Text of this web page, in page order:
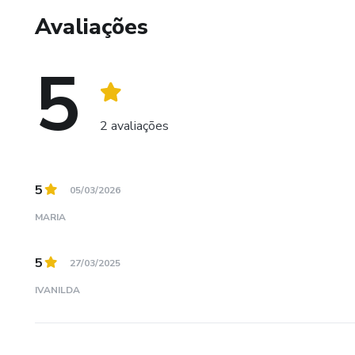
Avaliações
5 2 avaliações
5 05/03/2026
MARIA
5 27/03/2025
IVANILDA